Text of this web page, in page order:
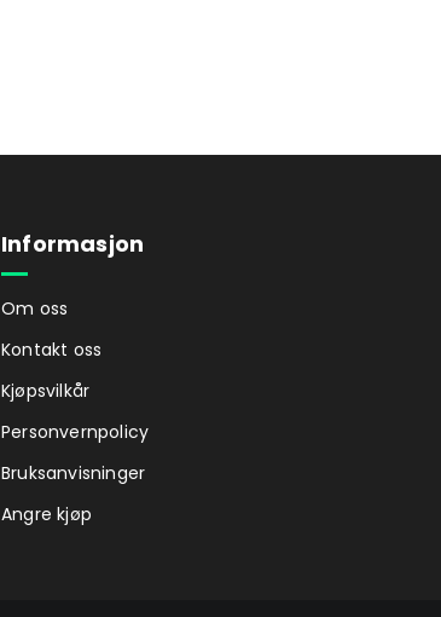
Informasjon
Om oss
Kontakt oss
Kjøpsvilkår
Personvernpolicy
Bruksanvisninger
Angre kjøp